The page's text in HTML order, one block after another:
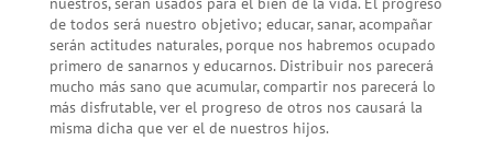
de todos será nuestro objetivo; educar, sanar, acompañar
serán actitudes naturales, porque nos habremos ocupado
primero de sanarnos y educarnos. Distribuir nos parecerá
mucho más sano que acumular, compartir nos parecerá lo
más disfrutable, ver el progreso de otros nos causará la
misma dicha que ver el de nuestros hijos.